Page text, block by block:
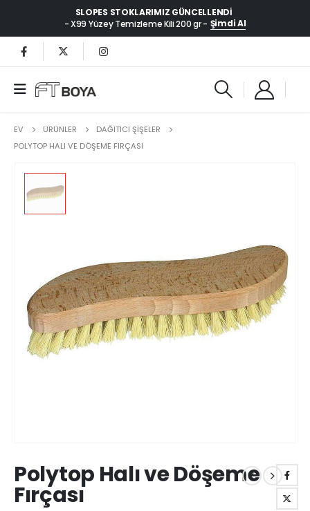
SLOPES STOKLARIMIZ GÜNCELLENDI
- X99 Yüzey Temizleme Kili 200 gr - Şimdi Al
EV ÜRÜNLER
DAĞITICI ŞİŞELER
POLYTOP HALI VE DÖŞEME FIRÇASI
Polytop Halı ve Döşeme
Fırçası